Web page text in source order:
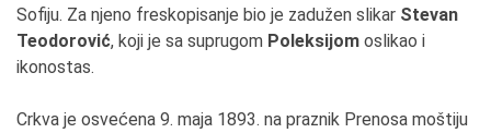
Sofiju. Za njeno freskopisanje bio je zadužen slikar Stevan
Teodorović, koji je sa suprugom Poleksijom oslikao i
ikonostas.
Crkva je osvećena 9. maja 1893. na praznik Prenosa moštiju